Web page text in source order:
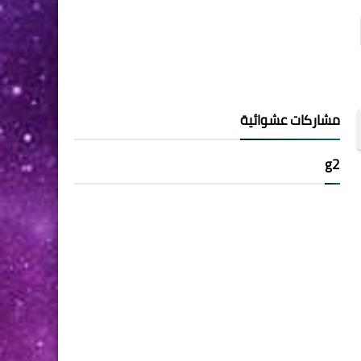
مشاركات عشوائية
g2